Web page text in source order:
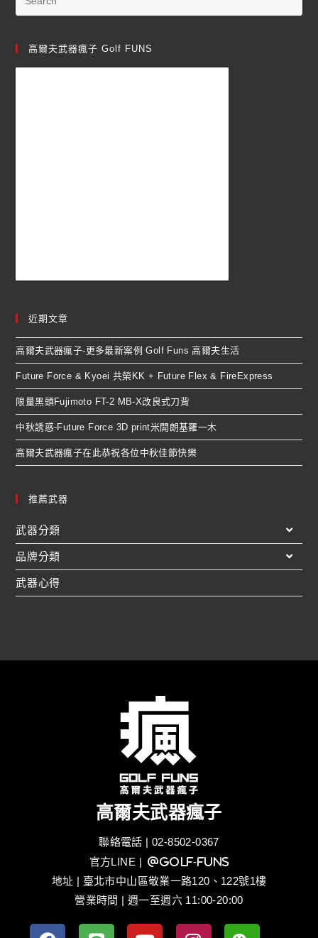
高爾夫武器瘋子 Golf FUNS
近期文章
高爾夫武器瘋子-更多最新案例 Golf Funs 高爾夫生活
Future Force & Kyoei 共榮KK + Future Flex & FireExpress
限量黑頭Fujimoto FT-2 MB-X改良式刀背
中秋誘惑-Future Force 3D print米開朗基羅一木
高爾夫武器瘋子在此恭祝各位中秋佳節快樂
推薦武器
武器分類
品牌分類
武器心得
高爾夫武器瘋子
聯絡電話 | 02-8502-0367
官方LINE | @golf-funs
地址 | 臺北市中山區敬業一路120、122號1樓
營業時間 | 週一至週六 11:00-20:00